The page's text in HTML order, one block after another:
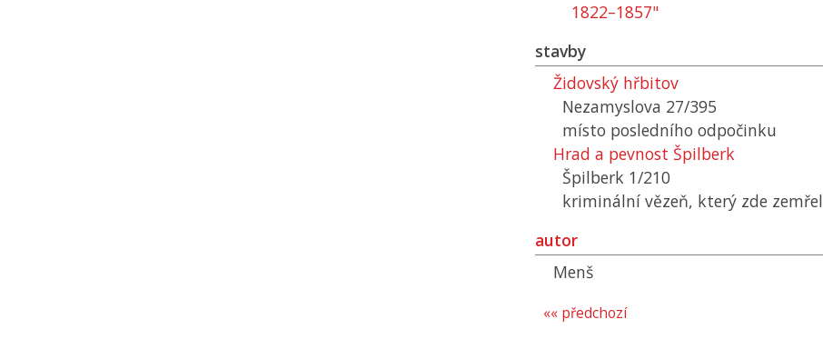
1822–1857"
stavby
Židovský hřbitov
Nezamyslova 27/395
místo posledního odpočinku
Hrad a pevnost Špilberk
Špilberk 1/210
kriminální vězeň, který zde zemřel
autor
Menš
«« předchozí